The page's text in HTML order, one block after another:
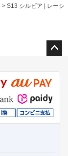
S13 シルビア | レーシ
ジト
ップ
へ